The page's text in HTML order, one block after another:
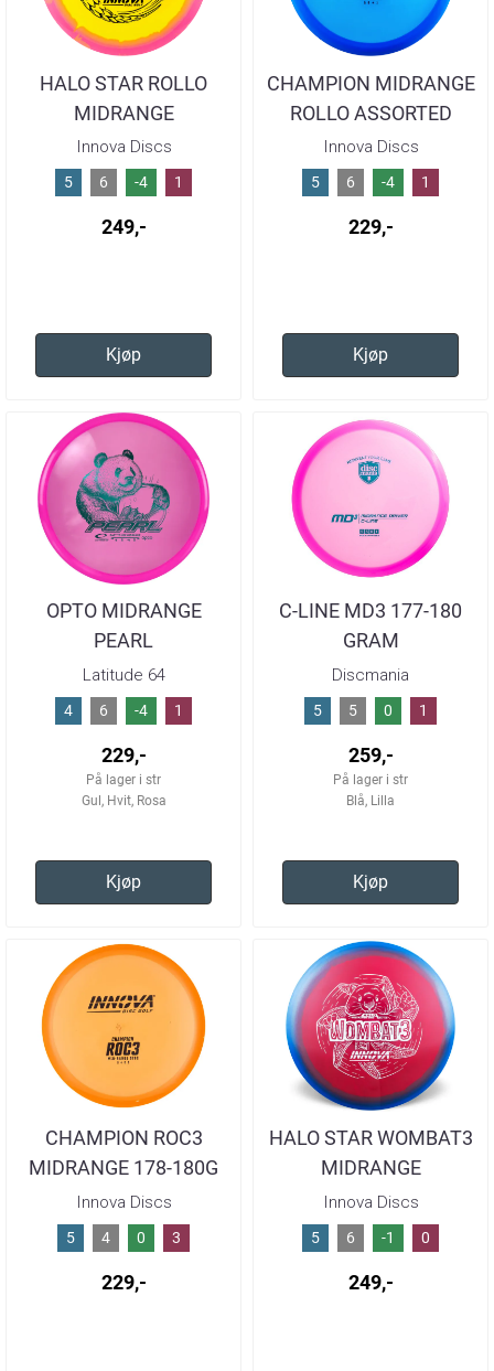
HALO STAR ROLLO
MIDRANGE
Innova Discs
5 6 -4 1
249,-
Kjøp
CHAMPION MIDRANGE
ROLLO ASSORTED
175G+
Innova Discs
5 6 -4 1
229,-
Kjøp
OPTO MIDRANGE
PEARL
Latitude 64
4 6 -4 1
229,-
På lager i str
Gul, Hvit, Rosa
Kjøp
C-LINE MD3 177-180
GRAM
Discmania
5 5 0 1
259,-
På lager i str
Blå, Lilla
Kjøp
CHAMPION ROC3
MIDRANGE 178-180G
Innova Discs
5 4 0 3
229,-
HALO STAR WOMBAT3
MIDRANGE
Innova Discs
5 6 -1 0
249,-